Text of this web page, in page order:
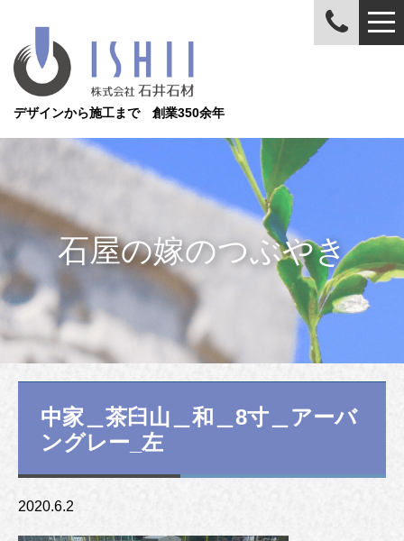
デザインから施工まで 創業350余年
石屋の嫁のつぶやき
中家＿茶臼山＿和＿8寸＿アーバ
ングレー_左
2020.6.2